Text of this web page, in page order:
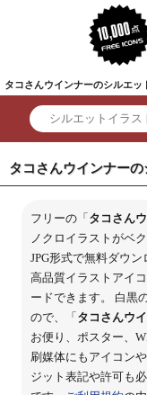
タコさんウインナーのシルエ
タコさんウインナー
フリーの「 タコさん
ノクロイラストがベ
JPG形式で無料ダウ
高品質イラストアイ
ードできます。 白黒
ので、「 タコさんウ
お便り、ポスター、
刷媒体にもアイコン
ジット表記や許可も